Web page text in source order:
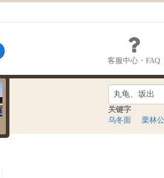
客服中心・FAQ
关键字
乌冬面
栗林